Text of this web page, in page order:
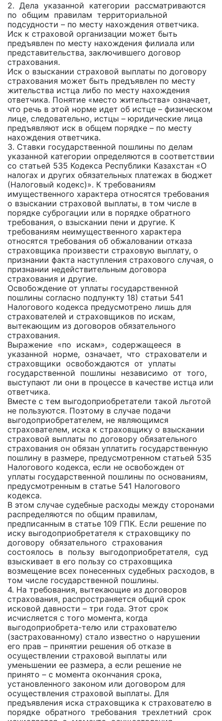
2. Дела указанной категории рассматриваются
по общим правилам территориальной
подсудности – по месту нахождения ответчика.
Иск к страховой организации может быть
предъявлен по месту нахождения филиала или
представительства, заключившего договор
страхования.
Иск о взыскании страховой выплаты по договору
страхования может быть предъявлен по месту
жительства истца либо по месту нахождения
ответчика. Понятие «место жительства» означает,
что речь в этой норме идет об истце – физическом
лице, следовательно, истцы – юридические лица
предъявляют иск в общем порядке – по месту
нахождения ответчика.
3. Ставки государственной пошлины по делам
указанной категории определяются в соответствии
со статьей 535 Кодекса Республики Казахстан «О
налогах и других обязательных платежах в бюджет
(Налоговый кодекс)». К требованиям
имущественного характера относятся требования
о взыскании страховой выплаты, в том числе в
порядке суброгации или в порядке обратного
требования, о взыскании пени и другие. К
требованиям неимущественного характера
относятся требования об обжаловании отказа
страховщика произвести страховую выплату, о
признании факта наступления страхового случая, о
признании недействительным договора
страхования и другие.
Освобождение от уплаты государственной
пошлины согласно подпункту 18) статьи 541
Налогового кодекса предусмотрено лишь для
страхователей и страховщиков по искам,
вытекающим из договоров обязательного
страхования.
Выражение «по искам», содержащееся в
указанной норме, означает, что страхователи и
страховщики освобождаются от уплаты
государственной пошлины независимо от того,
выступают ли они в процессе в качестве истца или
ответчика.
Вместе с тем выгодоприобретатели такой льготой
не пользуются. Поэтому в случае подачи
выгодоприобретателем, не являющимся
страхователем, иска к страховщику о взыскании
страховой выплаты по договору обязательного
страхования он обязан уплатить государственную
пошлину в размере, предусмотренном статьей 535
Налогового кодекса, если не освобожден от
уплаты государственной пошлины по основаниям,
предусмотренным в статье 541 Налогового
кодекса.
В этом случае судебные расходы между сторонами
распределяются по общим правилам,
предписанным в статье 109 ГПК. Если решение по
иску выгодоприобретателя к страховщику по
договору обязательного страхования
состоялось в пользу выгодоприобретателя, суд
взыскивает в его пользу со страховщика
возмещение всех понесенных судебных расходов, в
том числе государственной пошлины.
4. На требования, вытекающие из договоров
страхования, распространяется общий срок
исковой давности – три года. Этот срок
исчисляется с того момента, когда
выгодоприобрета-телю или страхователю
(застрахованному) стало известно о нарушении
его прав – принятии решения об отказе в
осуществлении страховой выплаты или
уменьшении ее размера, а если решение не
принято – с момента окончания срока,
установленного законом или договором для
осуществления страховой выплаты. Для
предъявления иска страховщика к страхователю в
порядке обратного требования трехлетний срок